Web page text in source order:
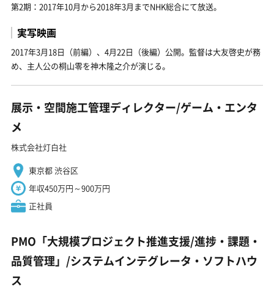
第2期：2017年10月から2018年3月までNHK総合にて放送。
実写映画
2017年3月18日（前編）、4月22日（後編）公開。監督は大友啓史が務
め、主人公の桐山零を神木隆之介が演じる。
展示・空間施工管理ディレクター/ゲーム・エンタ
メ
株式会社灯白社
東京都 渋谷区
年収450万円～900万円
正社員
PMO「大規模プロジェクト推進支援/進捗・課題・
品質管理」/システムインテグレータ・ソフトハウ
ス